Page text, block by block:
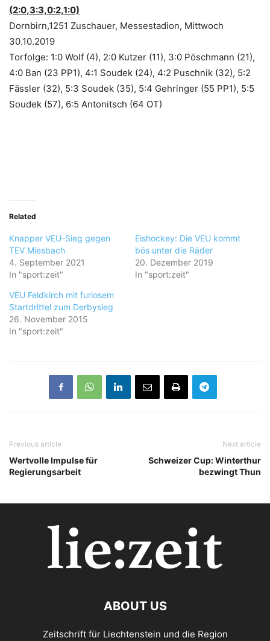
(2:0,3:3,0:2,1:0)
Dornbirn,1251 Zuschauer, Messestadion, Mittwoch
30.10.2019
Torfolge: 1:0 Wolf (4), 2:0 Kutzer (11), 3:0 Pöschmann (21),
4:0 Ban (23 PP1), 4:1 Soudek (24), 4:2 Puschnik (32), 5:2
Fässler (32), 5:3 Soudek (35), 5:4 Gehringer (55 PP1), 5:5
Soudek (57), 6:5 Antonitsch (64 OT)
Related
Knapper VEU-Sieg gegen
TEV Miesbach
4. September 2021
In "sport:zeit"
Eishockey: Die VEU kommt
bös unter die Räder
20. Dezember 2019
In "sport:zeit"
VEU Feldkirch mit furiosem
Startdrittel zum Derbysieg
26. November 2015
In "sport:zeit"
Previous article
Wertvolle Impulse für
Regierungsarbeit
Next article
Schweizer Cup: Winterthur
bezwingt Thun
ABOUT US
Zeitschrift für Liechtenstein und die Region